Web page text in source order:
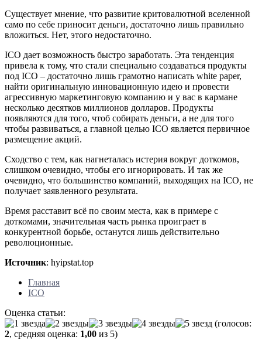
Существует мнение, что развитие критовалютной вселенной
само по себе приносит деньги, достаточно лишь правильно
вложиться. Нет, этого недостаточно.
ICO дает возможность быстро заработать. Эта тенденция
привела к тому, что стали специально создаваться продукты
под ICO – достаточно лишь грамотно написать white paper,
найти оригинальную инновационную идею и провести
агрессивную маркетинговую компанию и у вас в кармане
несколько десятков миллионов долларов. Продукты
появляются для того, чтоб собирать деньги, а не для того
чтобы развиваться, а главной целью ICO является первичное
размещение акций.
Сходство с тем, как нагнеталась истерия вокруг доткомов,
слишком очевидно, чтобы его игнорировать. И так же
очевидно, что большинство компаний, выходящих на ICO, не
получает заявленного результата.
Время расставит всё по своим места, как в примере с
доткомами, значительная часть рынка проиграет в
конкурентной борьбе, останутся лишь действительно
революционные.
Источник: hyipstat.top
Главная
ICO
Оценка статьи:
(голосов:
2, средняя оценка: 1,00 из 5)